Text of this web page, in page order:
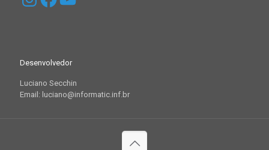
Desenvolvedor
Luciano Secchin
Email: luciano@informatic.inf.br